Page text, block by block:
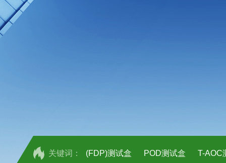
关键词： (FDP)测试盒 POD测试盒 T-AOC